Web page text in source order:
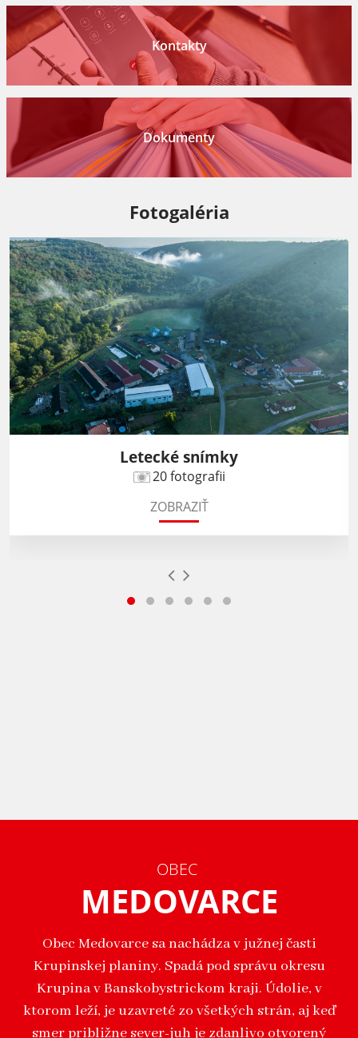
Kontakty
Dokumenty
Fotogaléria
Letecké snímky
20 fotografii
ZOBRAZIŤ
OBEC
MEDOVARCE
Obec Medovarce sa nachádza v južnej časti
Krupinskej planiny. Spadá pod správu okresu
Krupina v Banskobystrickom kraji. Údolie, v
ktorom leží, je uzavreté zo všetkých strán, aj keď
smer približne sever-juh je zdanlivo otvorený